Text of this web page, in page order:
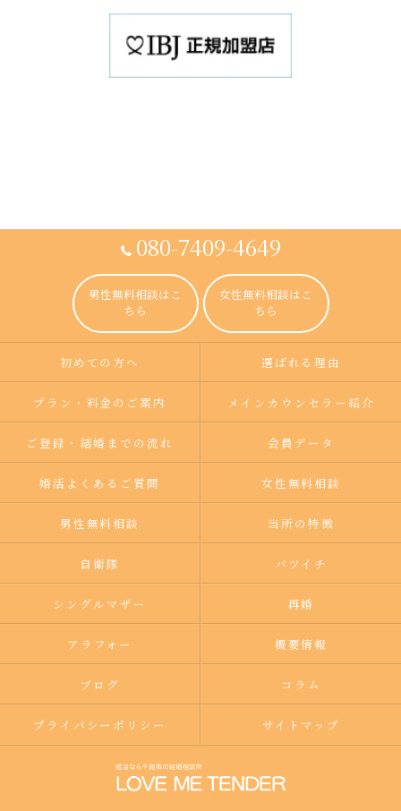
080-7409-4649
男性無料相談はこ
ちら
女性無料相談はこ
ちら
初めての方へ 選ばれる理由
プラン・料金のご案内 メインカウンセラー紹介
ご登録・結婚までの流れ 会員データ
婚活よくあるご質問 女性無料相談
男性無料相談 当所の特徴
自衛隊 バツイチ
シングルマザー 再婚
アラフォー 概要情報
ブログ コラム
プライバシーポリシー サイトマップ